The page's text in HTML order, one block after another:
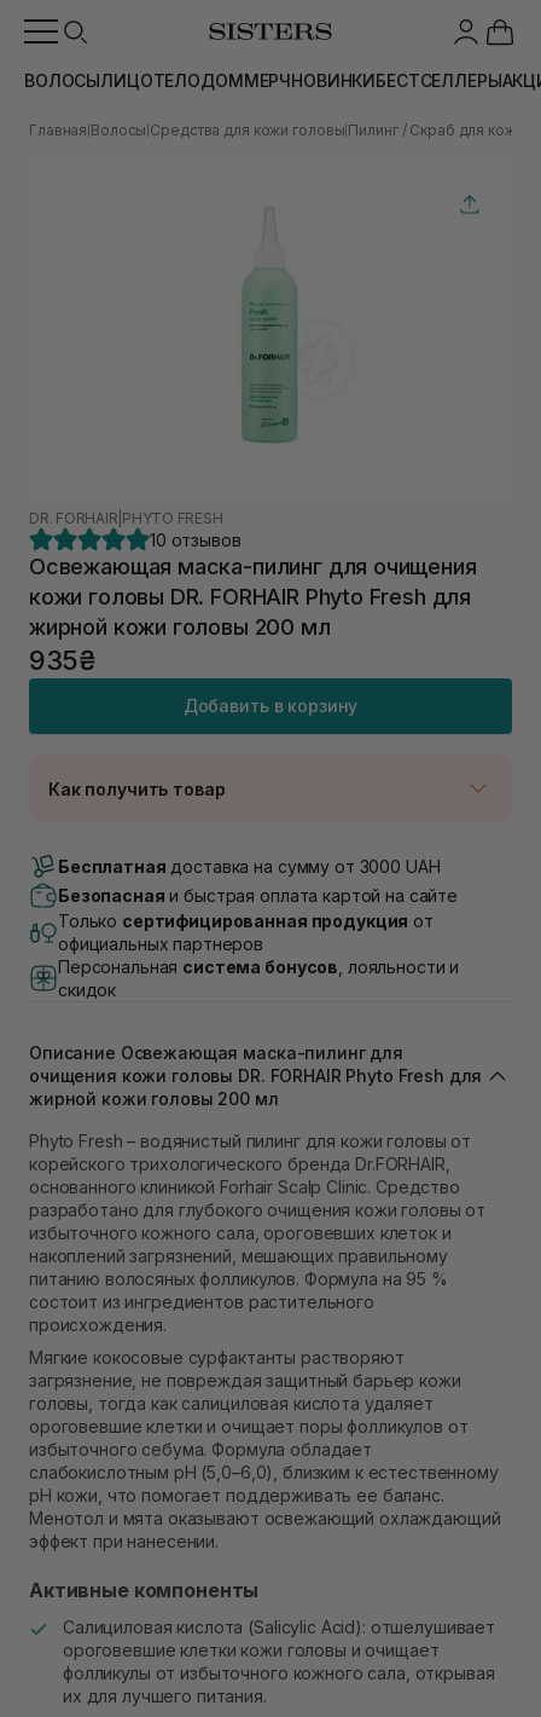
ВОЛОСЫЛИЦОТЕЛОДОММЕРЧНОВИНКИБЕСТСЕЛЛЕРЫ
Главная Волосы Средства для кожи головы Пилинг / Скраб для кожи
DR. FORHAIR PHYTO FRESH
10 отзывов
Освежающая маска-пилинг для очищения
кожи головы DR. FORHAIR Phyto Fresh для
жирной кожи головы 200 мл
935₴
Добавить в корзину
Как получить товар
В наличии
Самовывоз г. Луцк, Винниченка 4
Самовывоз г. Львов, ул. Академика Подстригача,
1В (Duck's Lake)
Самовывоз г. Львов ул. Степана Бандеры 43
В наличии
Самовывоз Ровно
В наличии
Самовывоз г. Ровно, ул. Кулика и Гудачека 23 (ТЦ
Экватор)
Бесплатная доставка на сумму от 3000 UAH
Безопасная и быстрая оплата картой на сайте
Только сертифицированная продукция от
официальных партнеров
Персональная система бонусов , лояльности и
скидок
Описание Освежающая маска-пилинг для
очищения кожи головы DR. FORHAIR Phyto Fresh для
жирной кожи головы 200 мл
Phyto Fresh – водянистый пилинг для кожи головы от
корейского трихологического бренда Dr.FORHAIR,
основанного клиникой Forhair Scalp Clinic. Средство
разработано для глубокого очищения кожи головы от
избыточного кожного сала, ороговевших клеток и
накоплений загрязнений, мешающих правильному
питанию волосяных фолликулов. Формула на 95 %
состоит из ингредиентов растительного
происхождения.
Мягкие кокосовые сурфактанты растворяют
загрязнение, не повреждая защитный барьер кожи
головы, тогда как салициловая кислота удаляет
ороговевшие клетки и очищает поры фолликулов от
избыточного себума. Формула обладает
слабокислотным pH (5,0–6,0), близким к естественному
pH кожи, что помогает поддерживать ее баланс.
Менотол и мята оказывают освежающий охлаждающий
эффект при нанесении.
Активные компоненты
Cалициловая кислота (Salicylic Acid): отшелушивает
ороговевшие клетки кожи головы и очищает
фолликулы от избыточного кожного сала, открывая
их для лучшего питания.